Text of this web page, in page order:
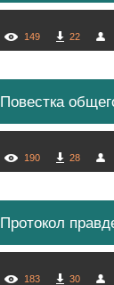
149 22
Повестка
190 28
Протокол
183 30